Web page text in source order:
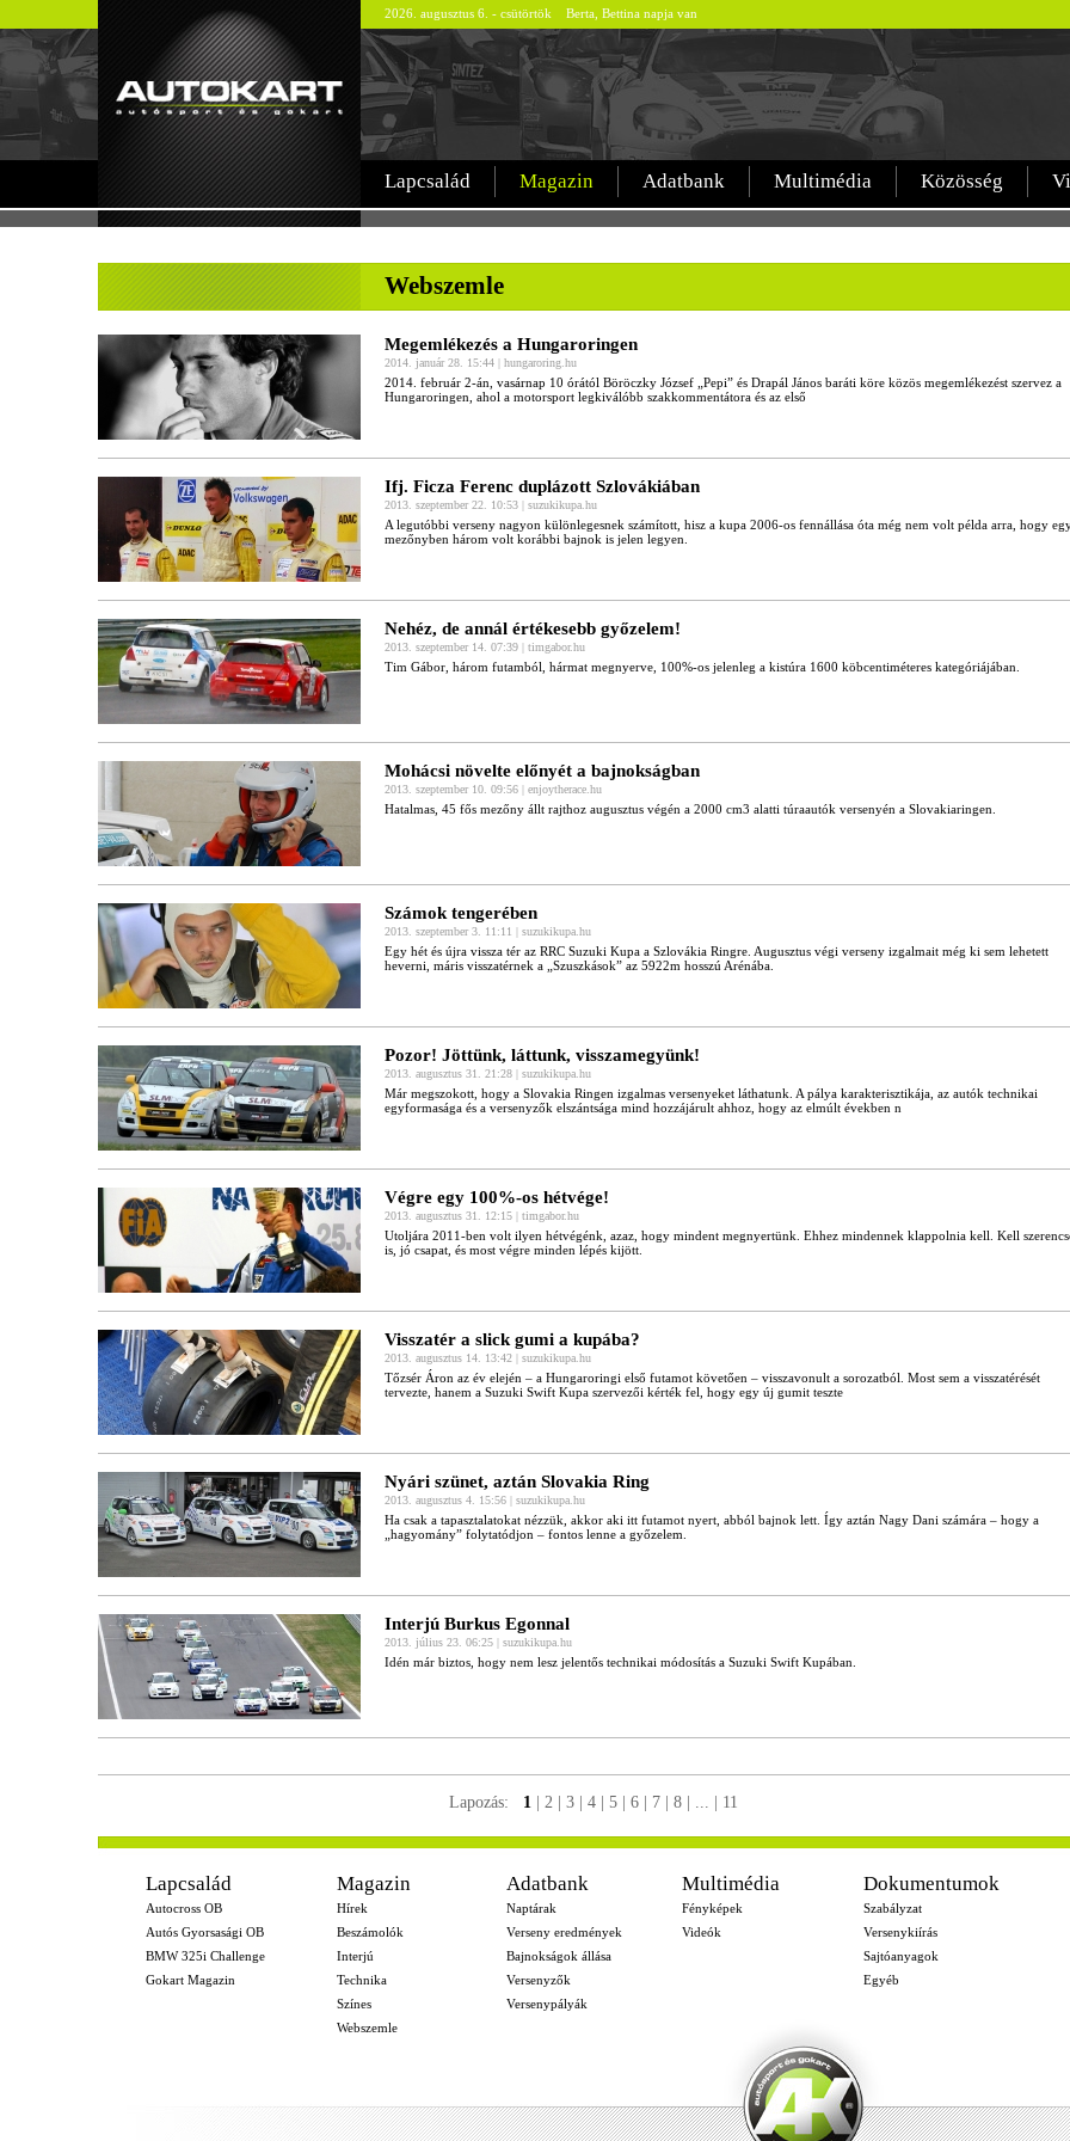
2026. augusztus 6. - csütörtök Berta, Bettina napja van
Lapcsalád Magazin Adatbank Multimédia Közösség
Webszemle
Megemlékezés a Hungaroringen
2014. január 28. 15:44 | hungaroring.hu
2014. február 2-án, vasárnap 10 órától Böröczky József „Pepi” és Drapál János baráti köre közös megemlékezést szervez a
Hungaroringen, ahol a motorsport legkiválóbb szakkommentátora és az első
Ifj. Ficza Ferenc duplázott Szlovákiában
2013. szeptember 22. 10:53 | suzukikupa.hu
A legutóbbi verseny nagyon különlegesnek számított, hisz a kupa 2006-os fennállása óta még nem volt példa arra, hogy
mezőnyben három volt korábbi bajnok is jelen legyen.
Nehéz, de annál értékesebb győzelem!
2013. szeptember 14. 07:39 | timgabor.hu
Tim Gábor, három futamból, hármat megnyerve, 100%-os jelenleg a kistúra 1600 köbcentiméteres kategóriájában.
Mohácsi növelte előnyét a bajnokságban
2013. szeptember 10. 09:56 | enjoytherace.hu
Hatalmas, 45 fős mezőny állt rajthoz augusztus végén a 2000 cm3 alatti túraautók versenyén a Slovakiaringen.
Számok tengerében
2013. szeptember 3. 11:11 | suzukikupa.hu
Egy hét és újra vissza tér az RRC Suzuki Kupa a Szlovákia Ringre. Augusztus végi verseny izgalmait még ki sem lehetett
heverni, máris visszatérnek a „Szuszkások” az 5922m hosszú Arénába.
Pozor! Jöttünk, láttunk, visszamegyünk!
2013. augusztus 31. 21:28 | suzukikupa.hu
Már megszokott, hogy a Slovakia Ringen izgalmas versenyeket láthatunk. A pálya karakterisztikája, az autók technikai
egyformasága és a versenyzők elszántsága mind hozzájárult ahhoz, hogy az elmúlt években n
Végre egy 100%-os hétvége!
2013. augusztus 31. 12:15 | timgabor.hu
Utoljára 2011-ben volt ilyen hétvégénk, azaz, hogy mindent megnyertünk. Ehhez mindennek klappolnia kell. Kell
is, jó csapat, és most végre minden lépés kijött.
Visszatér a slick gumi a kupába?
2013. augusztus 14. 13:42 | suzukikupa.hu
Tőzsér Áron az év elején – a Hungaroringi első futamot követően – visszavonult a sorozatból. Most sem a visszatérését
tervezte, hanem a Suzuki Swift Kupa szervezői kérték fel, hogy egy új gumit teszte
Nyári szünet, aztán Slovakia Ring
2013. augusztus 4. 15:56 | suzukikupa.hu
Ha csak a tapasztalatokat nézzük, akkor aki itt futamot nyert, abból bajnok lett. Így aztán Nagy Dani számára – hogy a
„hagyomány” folytatódjon – fontos lenne a győzelem.
Interjú Burkus Egonnal
2013. július 23. 06:25 | suzukikupa.hu
Idén már biztos, hogy nem lesz jelentős technikai módosítás a Suzuki Swift Kupában.
Lapozás: 1 2 3 4 5 6 7 8 | ... | 11
Lapcsalád
Autocross OB
Autós Gyorsasági OB
BMW 325i Challenge
Gokart Magazin
Magazin
Hírek
Beszámolók
Interjú
Technika
Színes
Webszemle
Adatbank
Naptárak
Verseny eredmények
Bajnokságok állása
Versenyzők
Versenypályák
Multimédia
Fényképek
Videók
Dokumentumok
Szabályzat
Versenykiírás
Sajtóanyagok
Egyéb